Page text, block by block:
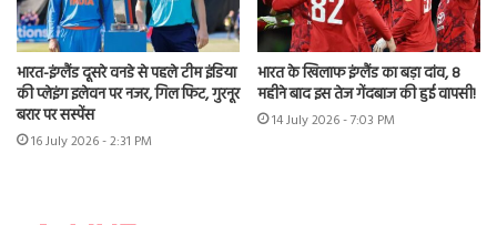
भारत-इंग्लैंड दूसरे वनडे से पहले टीम इंडिया
की प्लेइंग इलेवन पर नजर, गिल फिट, गुरनूर
बरार पर सस्पेंस
16 July 2026 - 2:31 PM
भारत के खिलाफ इंग्लैंड का बड़ा दांव, 8
महीने बाद इस तेज गेंदबाज की हुई वापसी!
14 July 2026 - 7:03 PM